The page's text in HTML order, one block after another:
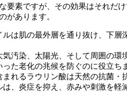
要素ですが、その効果はそれだ
があります。
ルは肌の最外層を通り抜け、下
気汚染、太陽光、そして周囲の
た老化の兆候を防ぐのに役立ち
れるラウリン酸は天然の抗菌・
は、炎症を抑え、赤みや刺激を軽